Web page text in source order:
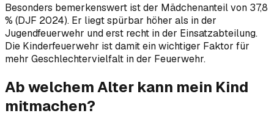
Besonders bemerkenswert ist der Mädchenanteil von 37,8
% (DJF 2024). Er liegt spürbar höher als in der
Jugendfeuerwehr und erst recht in der Einsatzabteilung.
Die Kinderfeuerwehr ist damit ein wichtiger Faktor für
mehr Geschlechtervielfalt in der Feuerwehr.
Ab welchem Alter kann mein Kind
mitmachen?